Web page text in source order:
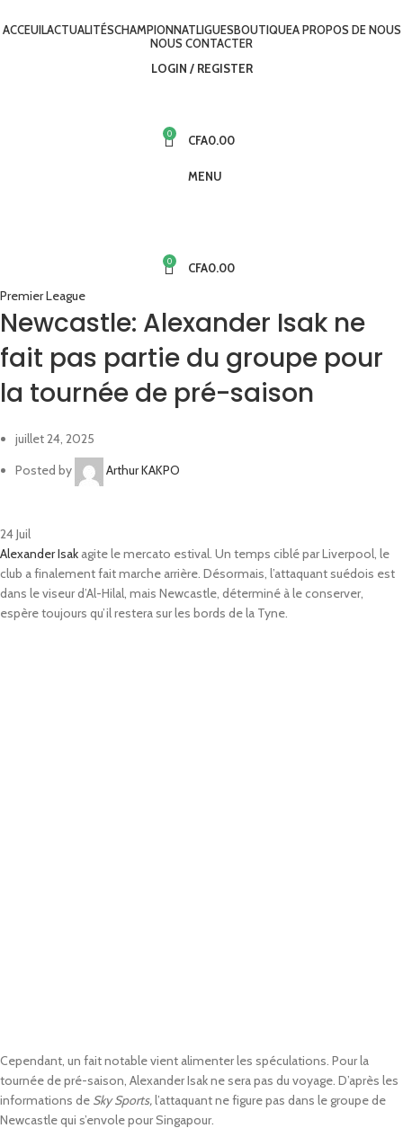
ACCEUILACTUALITÉSCHAMPIONNATLIGUESBOUTIQUEA PROPOS DE NOUS
NOUS CONTACTER
LOGIN / REGISTER
0 CFA0.00
MENU
0 CFA0.00
Premier League
Newcastle: Alexander Isak ne
fait pas partie du groupe pour
la tournée de pré-saison
juillet 24, 2025
Posted by
Arthur KAKPO
24Juil
Alexander Isak agite le mercato estival. Un temps ciblé par Liverpool, le
club a finalement fait marche arrière. Désormais, l’attaquant suédois est
dans le viseur d’Al-Hilal, mais Newcastle, déterminé à le conserver,
espère toujours qu’il restera sur les bords de la Tyne.
Cependant, un fait notable vient alimenter les spéculations. Pour la
tournée de pré-saison, Alexander Isak ne sera pas du voyage. D’après les
informations de Sky Sports,l’attaquant ne figure pas dans le groupe de
Newcastle qui s’envole pour Singapour.